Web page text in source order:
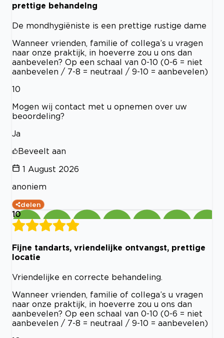
prettige behandelng
De mondhygiëniste is een prettige rustige dame
Wanneer vrienden, familie of collega’s u vragen
naar onze praktijk, in hoeverre zou u ons dan
aanbevelen? Op een schaal van 0-10 (0-6 = niet
aanbevelen / 7-8 = neutraal / 9-10 = aanbevelen)
10
Mogen wij contact met u opnemen over uw
beoordeling?
Ja
Beveelt aan
1 August 2026
anoniem
delen
10
Fijne tandarts, vriendelijke ontvangst, prettige
locatie
Vriendelijke en correcte behandeling.
Wanneer vrienden, familie of collega’s u vragen
naar onze praktijk, in hoeverre zou u ons dan
aanbevelen? Op een schaal van 0-10 (0-6 = niet
aanbevelen / 7-8 = neutraal / 9-10 = aanbevelen)